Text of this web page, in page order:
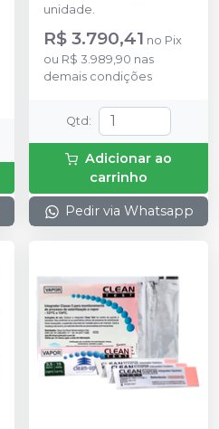
unidade.
R$ 3.790,41 no Pix
ou R$ 3.989,90 nas
demais condições
Qtd :
Adicionar ao
carrinho
Pedir via Whatsapp